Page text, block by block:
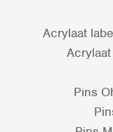
Acrylaat
Pins